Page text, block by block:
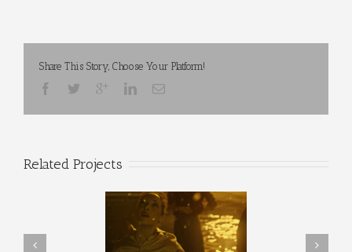
Share This Story, Choose Your Platform!
Related Projects